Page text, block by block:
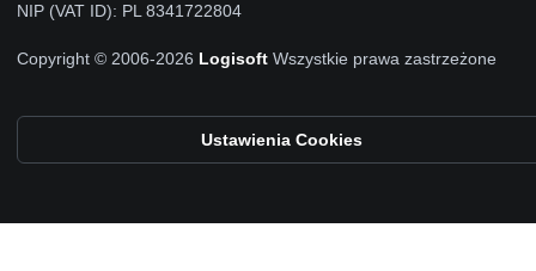
NIP (VAT ID): PL 8341722804
Copyright © 2006-2026 Logisoft Wszystkie prawa zastrzeżone
Ustawienia Cookies